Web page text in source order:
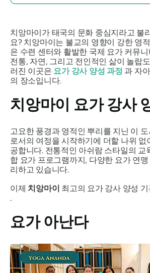
치앙마이가 태국의 문화 중심지라고 불
요? 치앙마이는 불교의 영향이 강한 영
은 수련 센터와 활발한 국제 요가 커뮤
전통, 자연, 그리고 전인적인 삶이 놀랍
러진 이곳은 요가 강사 양성 과정 과 자
의 장소입니다.
치앙마이 요가 강사
고요한 풍경과 영적인 뿌리를 지닌 이
로서의 여정을 시작하기에 더할 나위 없
공합니다. 전통적인 아쉬람 스타일의 교
합 요가 프로그램까지, 다양한 요가 연
리하고 있습니다.
이제 치앙마이 최고의 요가 강사 양성
.
요가 아난다